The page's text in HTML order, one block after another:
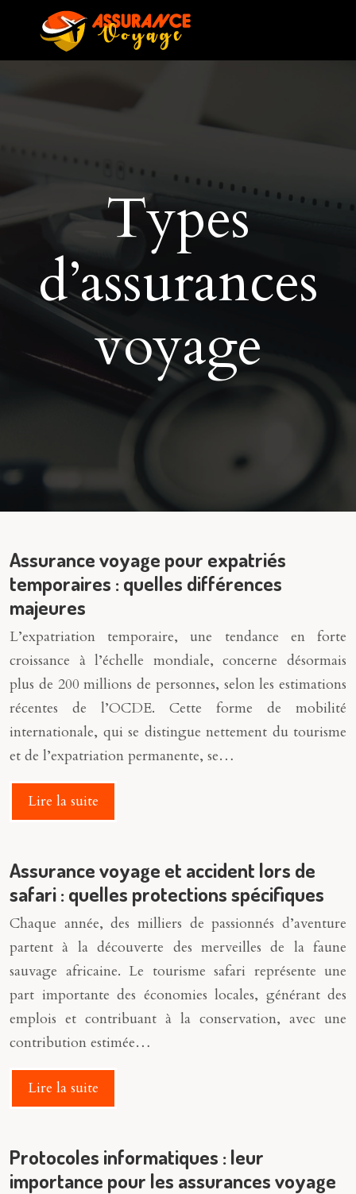
Types
d’assurances
voyage
Assurance voyage pour expatriés
temporaires : quelles différences
majeures
L’expatriation temporaire, une tendance en forte
croissance à l’échelle mondiale, concerne désormais
plus de 200 millions de personnes, selon les estimations
récentes de l’OCDE. Cette forme de mobilité
internationale, qui se distingue nettement du tourisme
et de l’expatriation permanente, se…
Lire la suite
Assurance voyage et accident lors de
safari : quelles protections spécifiques
Chaque année, des milliers de passionnés d’aventure
partent à la découverte des merveilles de la faune
sauvage africaine. Le tourisme safari représente une
part importante des économies locales, générant des
emplois et contribuant à la conservation, avec une
contribution estimée…
Lire la suite
Protocoles informatiques : leur
importance pour les assurances voyage